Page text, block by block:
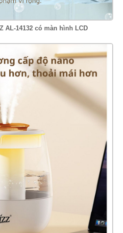
AL-14132 có màn hình LCD